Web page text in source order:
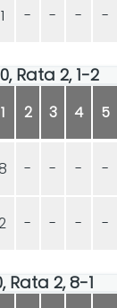
1 - - - -
Rata 2, 1-2
1 2 3 4 5
- - - -
- - - -
Rata 2, 8-1